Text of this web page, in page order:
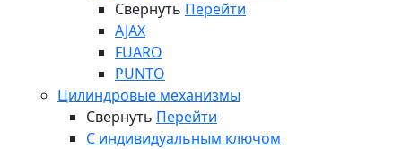
Свернуть Перейти
AJAX
FUARO
PUNTO
Цилиндровые механизмы
Свернуть Перейти
С индивидуальным ключом